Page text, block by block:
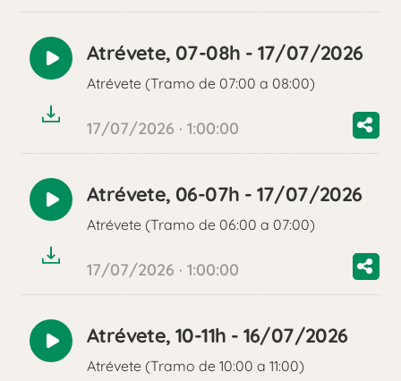
Reproducir
audio
Atrévete, 07-08h - 17/07/2026
Atrévete (Tramo de 07:00 a 08:00)
17/07/2026 · 1:00:00
Reproducir
audio
Atrévete, 06-07h - 17/07/2026
Atrévete (Tramo de 06:00 a 07:00)
17/07/2026 · 1:00:00
Reproducir
audio
Atrévete, 10-11h - 16/07/2026
Atrévete (Tramo de 10:00 a 11:00)